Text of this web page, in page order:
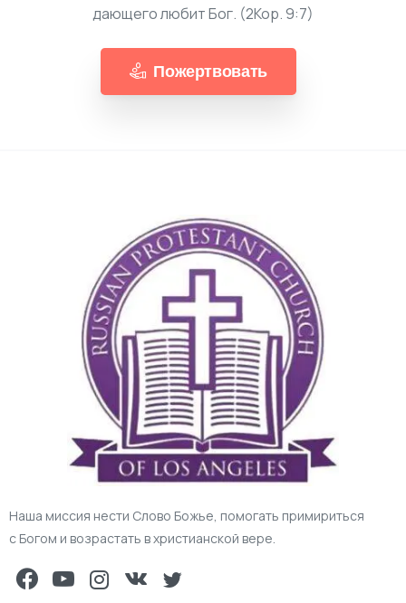
дающего любит Бог. (2Кор. 9:7)
Пожертвовать
Наша миссия нести Слово Божье, помогать примириться
с Богом и возрастать в христианской вере.